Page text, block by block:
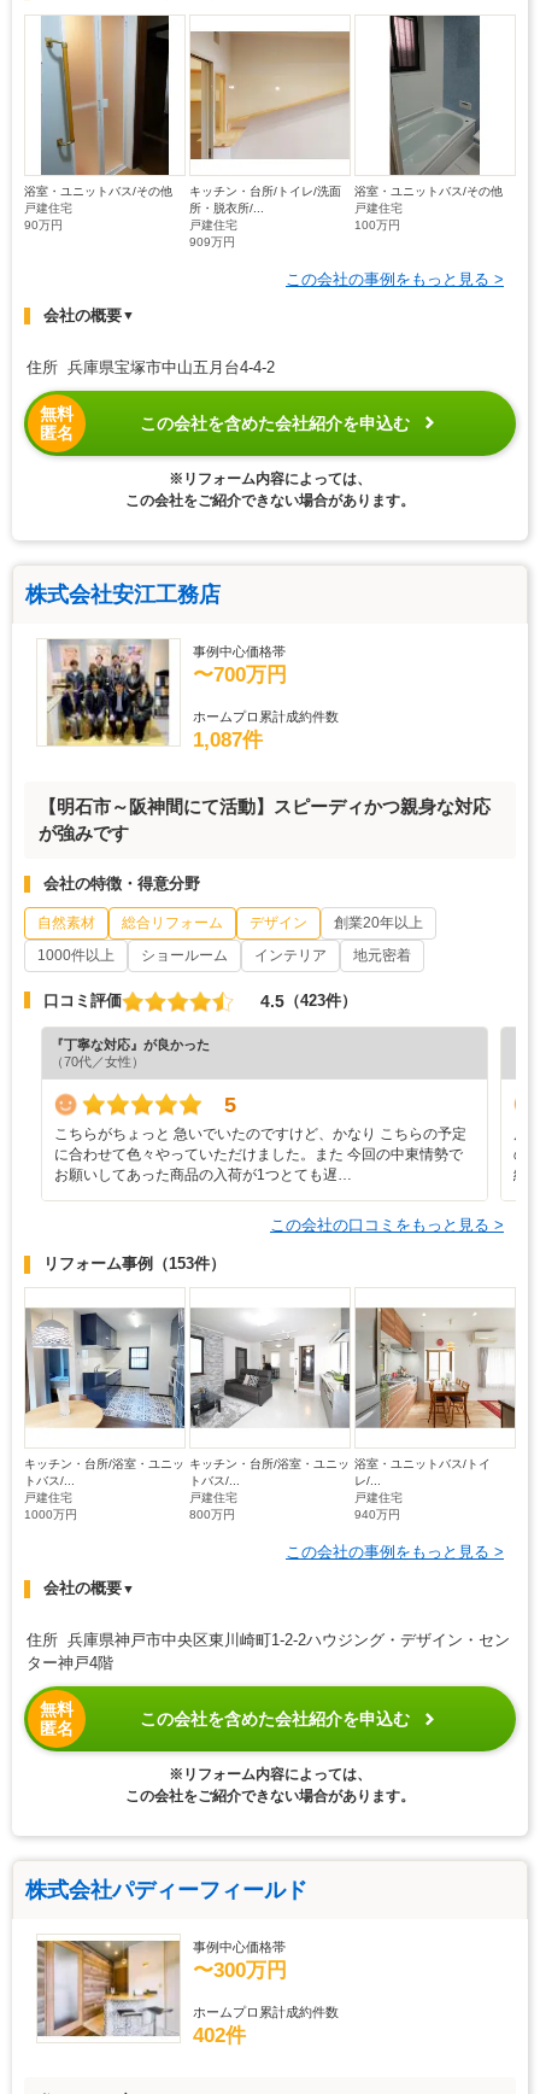
浴室・ユニットバス/その他
戸建住宅
90万円
キッチン・台所/トイレ/洗面
所・脱衣所/...
戸建住宅
909万円
浴室・ユニットバス/その他
戸建住宅
100万円
この会社の事例をもっと見る >
会社の概要▼
住所 兵庫県宝塚市中山五月台4-4-2
無料
匿名
この会社を含めた会社紹介を申込む
※リフォーム内容によっては、
この会社をご紹介できない場合があります。
株式会社安江工務店
事例中心価格帯
〜700万円
ホームプロ累計成約件数
1,087件
【明石市～阪神間にて活動】スピーディかつ親身な対応
が強みです
会社の特徴・得意分野
自然素材 総合リフォーム デザイン
創業20年以上
1000件以上
ショールーム インテリア 地元密着
口コミ評価 4.5 （423件）
『丁寧な対応』が良かった
（70代／女性）
5
こちらがちょっと 急いでいたのですけど、かなり こちらの予定
に合わせて色々やっていただけました。また 今回の中東情勢で
お願いしてあった商品の入荷が1つとても遅…
店
の
緒
この会社の口コミをもっと見る >
リフォーム事例 （153件）
キッチン・台所/浴室・ユニッ
トバス/...
戸建住宅
1000万円
キッチン・台所/浴室・ユニッ
トバス/...
戸建住宅
800万円
浴室・ユニットバス/トイ
レ/...
戸建住宅
940万円
この会社の事例をもっと見る >
会社の概要▼
住所 兵庫県神戸市中央区東川崎町1-2-2ハウジング・デザイン・セン
ター神戸4階
無料
匿名
この会社を含めた会社紹介を申込む
※リフォーム内容によっては、
この会社をご紹介できない場合があります。
株式会社パディーフィールド
事例中心価格帯
〜300万円
ホームプロ累計成約件数
402件